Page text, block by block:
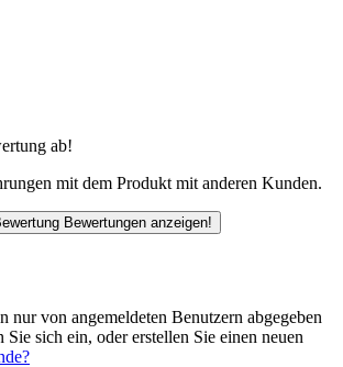
ab!
mit dem Produkt mit anderen Kunden.
Bewertungen anzeigen!
nur von angemeldeten Benutzern abgegeben
sich ein, oder erstellen Sie einen neuen